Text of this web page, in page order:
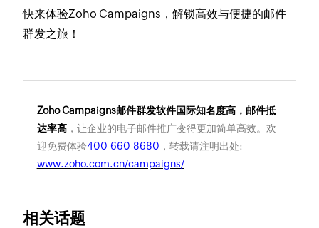
快来体验Zoho Campaigns，解锁高效与便捷的邮件
群发之旅！
Zoho Campaigns邮件群发软件国际知名度高，邮件抵
达率高，让企业的电子邮件推广变得更加简单高效。欢
迎免费体验400-660-8680 ，转载请注明出处:
www.zoho.com.cn/campaigns/
相关话题